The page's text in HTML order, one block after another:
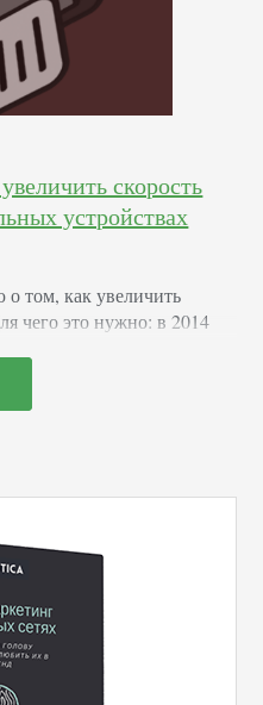
скорость
устройствах
том, как увеличить
чего это нужно: в 2014
белый экран. За
страницы до 2.9